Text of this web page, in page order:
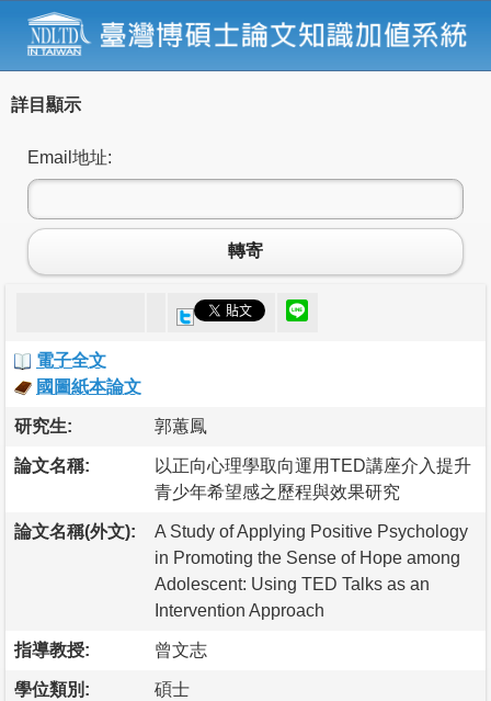
詳目顯示
Email地址:
轉寄
電子全文
國圖紙本論文
研究生: 郭蕙鳳
論文名稱:
以正向心理學取向運用TED講座介入提升
青少年希望感之歷程與效果研究
論文名稱(外文):
A Study of Applying Positive Psychology
in Promoting the Sense of Hope among
Adolescent: Using TED Talks as an
Intervention Approach
指導教授: 曾文志
學位類別: 碩士